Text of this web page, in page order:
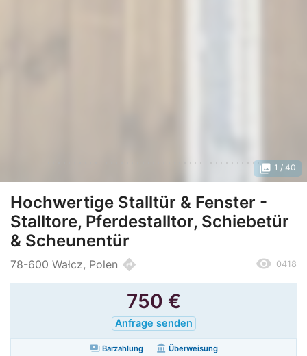
photo_library 1 / 40
Hochwertige Stalltür & Fenster -
Stalltore, Pferdestalltor, Schiebetür
& Scheunentür
78-600 Wałcz, Polen directions remove_red_eye 0418
750 €
Anfrage senden
paymentsBarzahlung account_balance Überweisung